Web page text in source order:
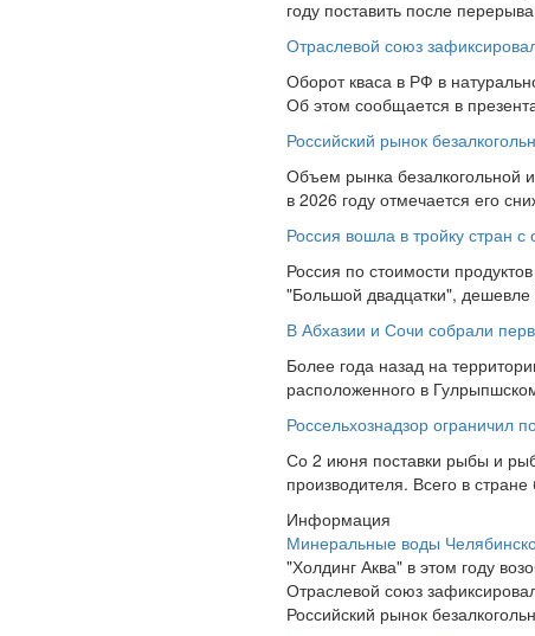
году поставить после
Отраслевой союз
Оборот кваса в РФ в
Об этом сообщается в
Российский рынок
Объем рынка безалкогольной
в 2026 году отмечается его
Россия вошла в тройку стран
Россия по стоимости
"Большой двадцатки", дешевле
В Абхазии и Сочи собрали
Более года назад на
расположенного в
Россельхознадзор ограничил
Со 2 июня поставки рыбы и
производителя. Всего в
Информация
Минеральные воды
"Холдинг Аква" в этом году
Отраслевой союз
Российский рынок